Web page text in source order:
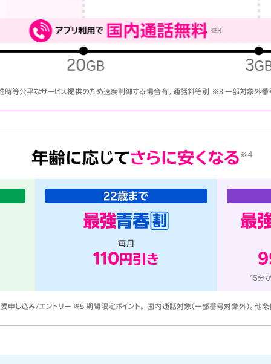
等公平なサービス提供のため速度制御する場合有。通話料等別 ※3 一部対象外番
申し込み/エントリー ※5 期間限定ポイント。 国内通話対象（一部番号対象外）。他